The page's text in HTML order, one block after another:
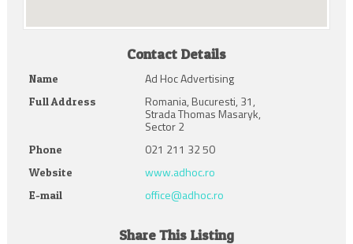
Contact Details
Name Ad Hoc Advertising
Full Address Romania, Bucuresti, 31,
Strada Thomas Masaryk,
Sector 2
Phone 021 211 32 50
Website www.adhoc.ro
E-mail office@adhoc.ro
Share This Listing